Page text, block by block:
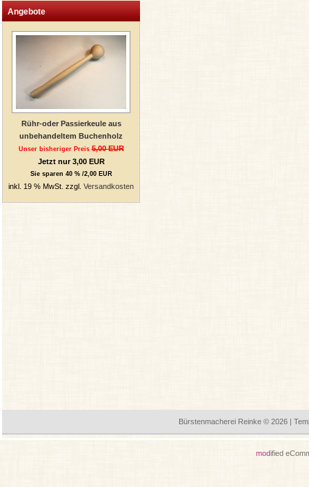
Angebote
Rühr-oder Passierkeule aus
unbehandeltem Buchenholz
Unser bisheriger Preis5,00 EUR
Jetzt nur 3,00 EUR
Sie sparen 40 % /2,00 EUR
inkl. 19 % MwSt. zzgl. Versandkosten
Bürstenmacherei Reinke © 2026 |
modified